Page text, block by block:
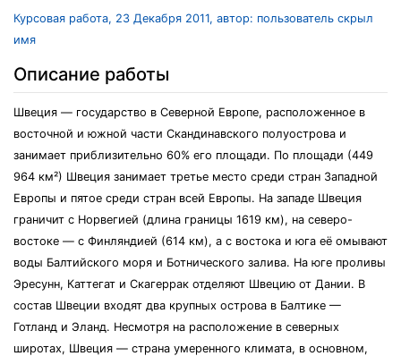
Курсовая работа, 23 Декабря 2011, автор: пользователь скрыл
имя
Описание работы
Швеция — государство в Северной Европе, расположенное в
восточной и южной части Скандинавского полуострова и
занимает приблизительно 60% его площади. По площади (449
964 км²) Швеция занимает третье место среди стран Западной
Европы и пятое среди стран всей Европы. На западе Швеция
граничит с Норвегией (длина границы 1619 км), на северо-
востоке — с Финляндией (614 км), а с востока и юга её омывают
воды Балтийского моря и Ботнического залива. На юге проливы
Эресунн, Каттегат и Скагеррак отделяют Швецию от Дании. В
состав Швеции входят два крупных острова в Балтике —
Готланд и Эланд. Несмотря на расположение в северных
широтах, Швеция — страна умеренного климата, в основном,